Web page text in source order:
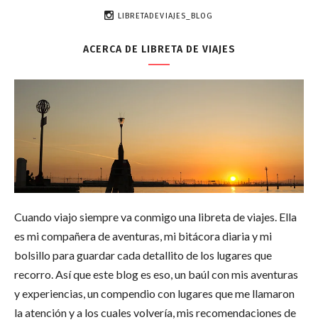
LIBRETADEVIAJES_BLOG
ACERCA DE LIBRETA DE VIAJES
Cuando viajo siempre va conmigo una libreta de viajes. Ella
es mi compañera de aventuras, mi bitácora diaria y mi
bolsillo para guardar cada detallito de los lugares que
recorro. Así que este blog es eso, un baúl con mis aventuras
y experiencias, un compendio con lugares que me llamaron
la atención y a los cuales volvería, mis recomendaciones de